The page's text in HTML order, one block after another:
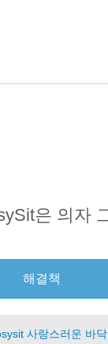
은 의자
해결책
사랑스러운 바